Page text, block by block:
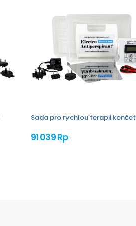
Sada pro rychlou terapii
91 039 Rp